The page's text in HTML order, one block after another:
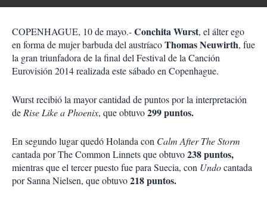
i
n
e
d
e
o
m
r
t
i
r
r
a
r
COPENHAGUE, 10 de mayo.-Conchita Wurst, el álter ego
en forma de mujer barbuda del austríacoThomas Neuwirth, fue
la gran triunfadora de la final del Festival de la Canción
Eurovisión 2014 realizada este sábado en Copenhague.
Wurst recibió la mayor cantidad de puntos por la interpretación
de Rise Like a Phoenix, que obtuvo299 puntos.
En segundo lugar quedó Holanda con Calm After The Storm
cantada por The Common Linnets que obtuvo238 puntos,
mientras que el tercer puesto fue para Suecia, con Undocantada
por Sanna Nielsen, que obtuvo218 puntos.